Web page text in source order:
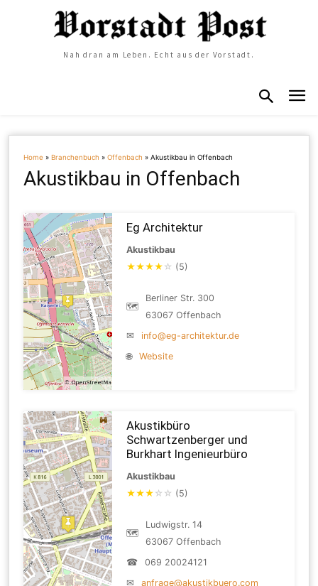
Nah dran am Leben. Echt aus der Vorstadt.
Home »Branchenbuch »Offenbach »Akustikbau in Offenbach
Akustikbau in Offenbach
Eg Architektur
Akustikbau
★★★★ ☆ (5)
🗺
Berliner Str. 300
63067 Offenbach
✉
info@eg-architektur.de
🌐
Website
Akustikbüro
Schwartzenberger und
Burkhart Ingenieurbüro
Akustikbau
★★★ ☆ ☆ (5)
🗺
Ludwigstr. 14
63067 Offenbach
☎
069 20024121
✉
anfrage@akustikbuero.com